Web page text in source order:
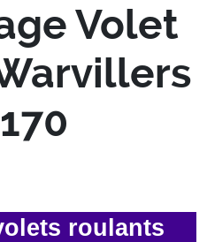
Volet
roulants